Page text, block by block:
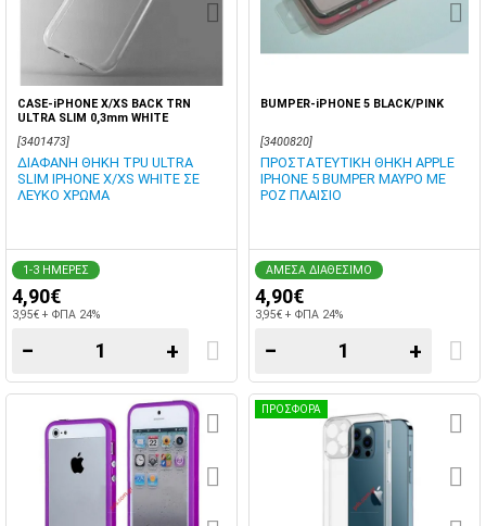
CASE-iPHONE X/XS BACK TRN
ULTRA SLIM 0,3mm WHITE
[3401473]
ΔΙΑΦΑΝΗ ΘΗΚΗ TPU ULTRA
SLIM IPHONE X/XS WHITE ΣΕ
ΛΕΥΚΟ ΧΡΩΜΑ
1-3 ΗΜΕΡΕΣ
4,90€
3,95€ + ΦΠΑ 24%
− +
BUMPER-iPHONE 5 BLACK/PINK
[3400820]
ΠΡΟΣΤΑΤΕΥΤΙΚΗ ΘΗΚΗ APPLE
IPHONE 5 BUMPER ΜΑΥΡΟ ΜΕ
ΡΟΖ ΠΛΑΙΣΙΟ
ΑΜΕΣΑ ΔΙΑΘΕΣΙΜΟ
4,90€
3,95€ + ΦΠΑ 24%
− +
ΠΡΟΣΦΟΡΑ